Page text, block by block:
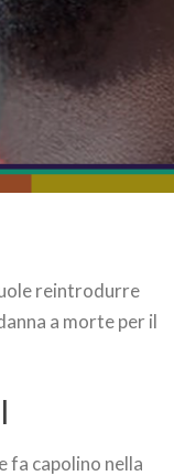
reintrodurre
a morte per il
fa capolino nella